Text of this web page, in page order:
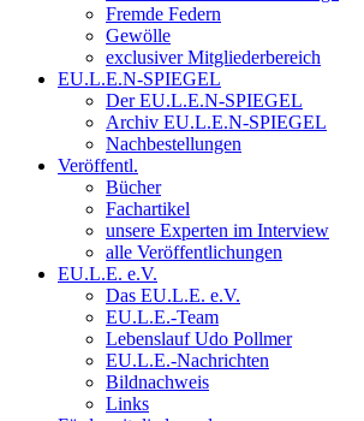
Fremde Federn
Gewölle
exclusiver Mitgliederbereich
EU.L.E.N-SPIEGEL
Der EU.L.E.N-SPIEGEL
Archiv EU.L.E.N-SPIEGEL
Nachbestellungen
Veröffentl.
Bücher
Fachartikel
unsere Experten im Interview
alle Veröffentlichungen
EU.L.E. e.V.
Das EU.L.E. e.V.
EU.L.E.-Team
Lebenslauf Udo Pollmer
EU.L.E.-Nachrichten
Bildnachweis
Links